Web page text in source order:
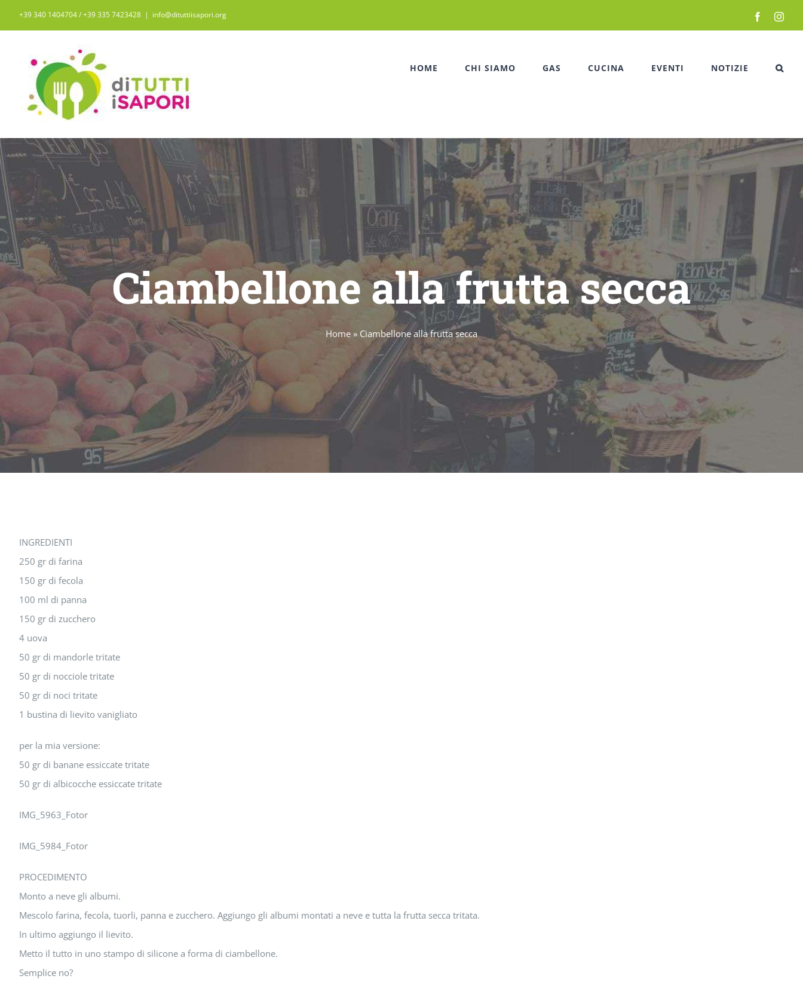
al
+39 340 1404704 / ‭+39 335 7423428‬ | info@dituttiisapori.org Facebook
HOME CHI SIAMO GAS CUCINA EVENTI NOTIZIE
Ciambellone alla frutta secca
Home » Ciambellone alla frutta secca
INGREDIENTI
250 gr di farina
150 gr di fecola
100 ml di panna
150 gr di zucchero
4 uova
50 gr di mandorle tritate
50 gr di nocciole tritate
50 gr di noci tritate
1 bustina di lievito vanigliato
per la mia versione:
50 gr di banane essiccate tritate
50 gr di albicocche essiccate tritate
IMG_5963_Fotor
IMG_5984_Fotor
PROCEDIMENTO
Monto a neve gli albumi.
Mescolo farina, fecola, tuorli, panna e zucchero. Aggiungo gli albumi montati a neve e tutta la frutta secca tritata.
In ultimo aggiungo il lievito.
Metto il tutto in uno stampo di silicone a forma di ciambellone.
Semplice no?